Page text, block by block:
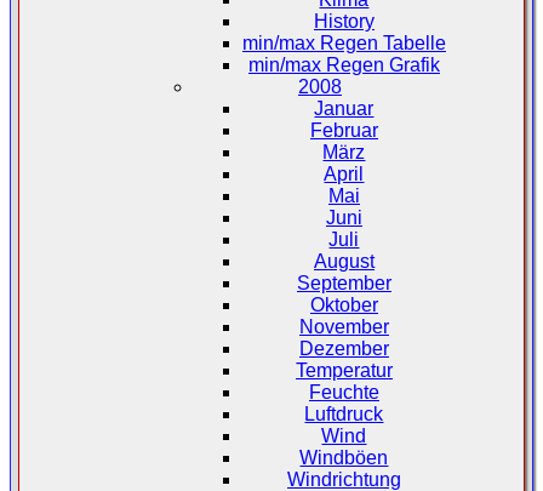
History
min/max Regen Tabelle
min/max Regen Grafik
2008
Januar
Februar
März
April
Mai
Juni
Juli
August
September
Oktober
November
Dezember
Temperatur
Feuchte
Luftdruck
Wind
Windböen
Windrichtung